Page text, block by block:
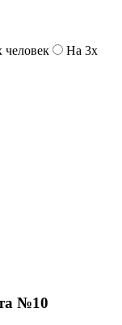
человек
На 3х
№10